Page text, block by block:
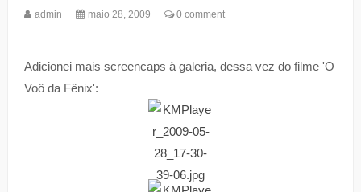
admin maio 28, 2009 0 comment
Adicionei mais screencaps à galeria, dessa vez do filme 'O
Voô da Fênix':